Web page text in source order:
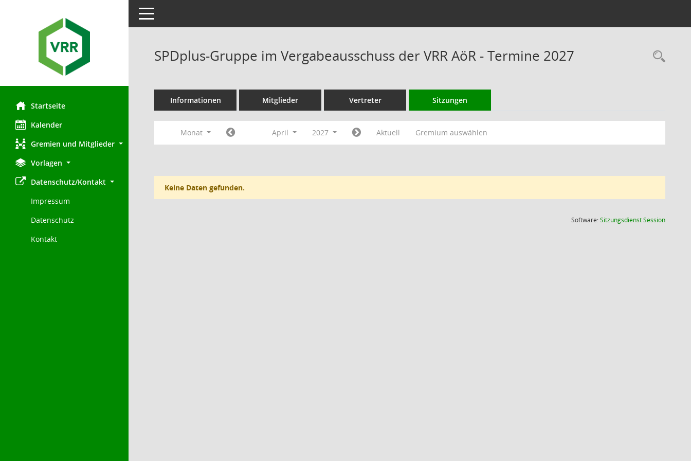
Startseite
Kalender
Gremien und Mitglieder
Vorlagen
Datenschutz/Kontakt
Impressum
Datenschutz
Kontakt
Toggle navigation
SPDplus-Gruppe im Vergabeausschuss der VRR AöR - Termine 2027
Informationen Mitglieder Vertreter Sitzungen
Monat April 2027 Aktuell Gremium auswählen
Keine Daten gefunden.
Software:SitzungsdienstSession(Wird in